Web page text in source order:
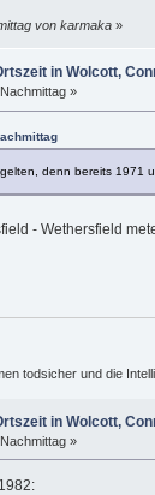
von karmaka»
in Wolcott,
»
denn bereits 1971
- Wethersfield
todsicher und die
in Wolcott,
»